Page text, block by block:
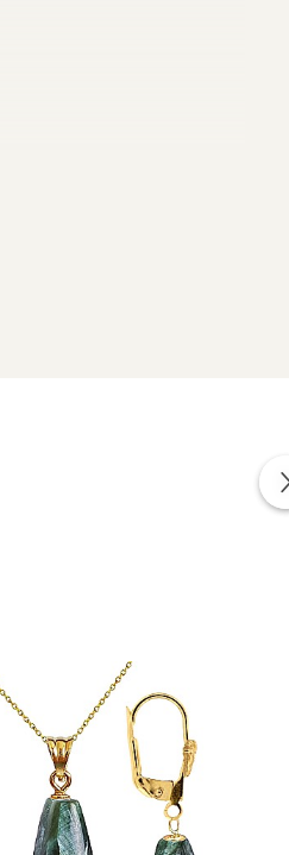
ancestrale.